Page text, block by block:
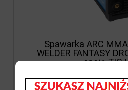
Spawarka ARC
WELDER FANTASY
opcją TIG